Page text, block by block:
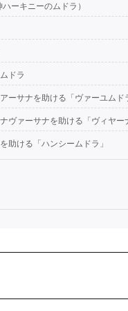
ーキニーのムドラ）
ドラ
ーサナを助ける「ヴァーユムド
ヴァーサナを助ける「ヴィヤー
助ける「ハンシームドラ」